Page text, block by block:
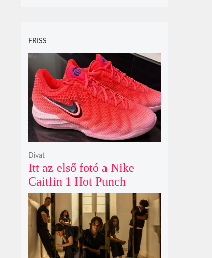
FRISS
Itt az első fotó a Nike
Caitlin 1 Hot Punch
cipőjéről brutálisan ütős
színben
Divat